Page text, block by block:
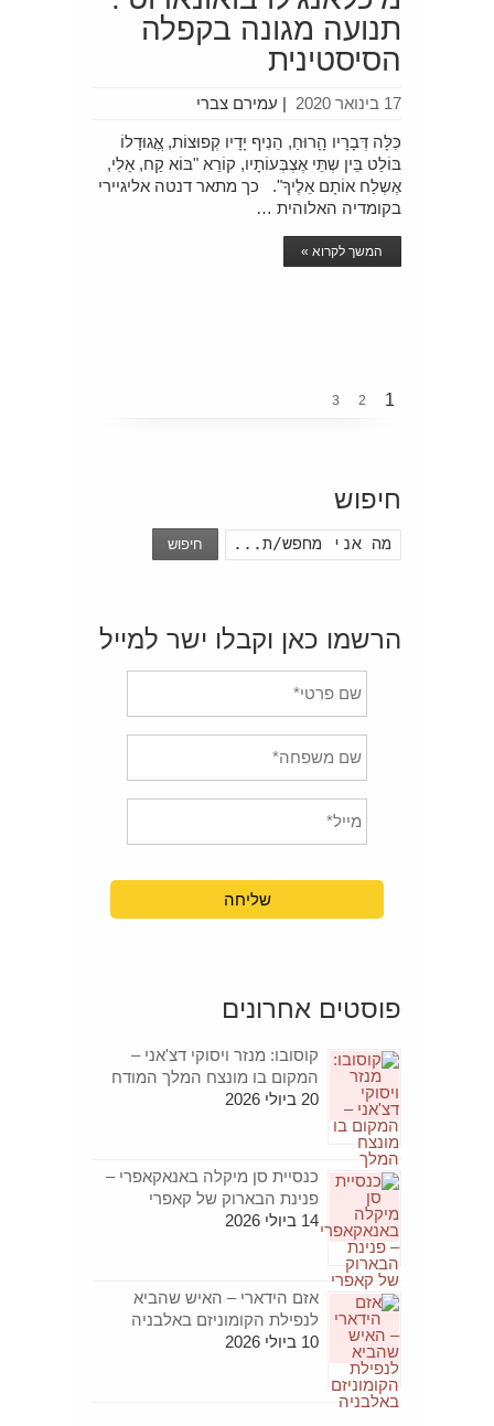
תנועה מגונה בקפלה
הסיסטינית
עמירם צברי | 17 בינואר 2020
כִּלָּה דְּבָרָיו הָָרוּחַ, הֵנִיף יָדָיו קְפוּצוֹת, אֲֲגוּדָלוֹ
בּוֹלֵט בֵּין שְתֵּי אֶצְבְּעוֹתָיו, קוֹרֵא "בּוֹא קַח, אֵלִי,
אֶשְלַח אוֹתָם אֵלֶיךָ". כך מתאר דנטה אליגיירי
בקומדיה האלוהית …
המשך לקרוא »
1
2
3
חיפוש
חיפוש
הרשמו כאן וקבלו ישר למייל
פוסטים אחרונים
קוסובו: מנזר ויסוקי דצ'אני –
המקום בו מונצח המלך המודח
20 ביולי 2026
כנסיית סן מיקלה באנאקאפרי –
פנינת הבארוק של קאפרי
14 ביולי 2026
אזם הידארי – האיש שהביא
לנפילת הקומוניזם באלבניה
10 ביולי 2026